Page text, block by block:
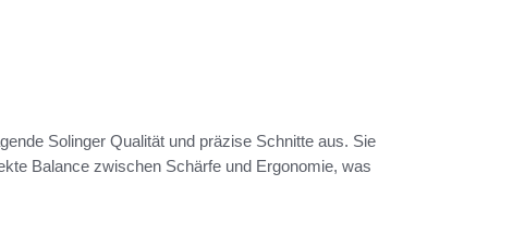
Solinger Qualität und präzise Schnitte aus. Sie
Balance zwischen Schärfe und Ergonomie, was